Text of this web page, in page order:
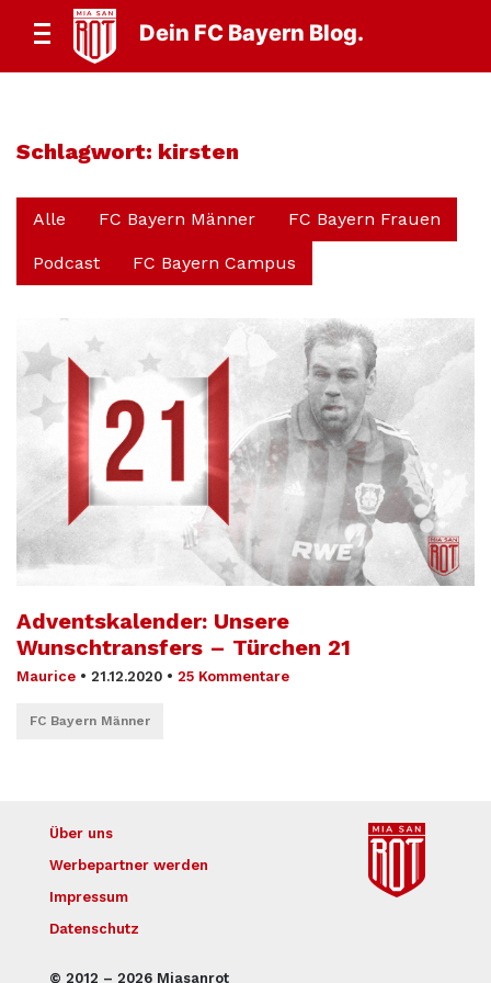
Dein FC Bayern Blog.
Schlagwort: kirsten
Alle FC Bayern Männer FC Bayern Frauen
Podcast FC Bayern Campus
Adventskalender: Unsere
Wunschtransfers – Türchen 21
Maurice • 21.12.2020 • 25 Kommentare
FC Bayern Männer
© 2012 – 2026 Miasanrot
Über uns
Werbepartner werden
Impressum
Datenschutz